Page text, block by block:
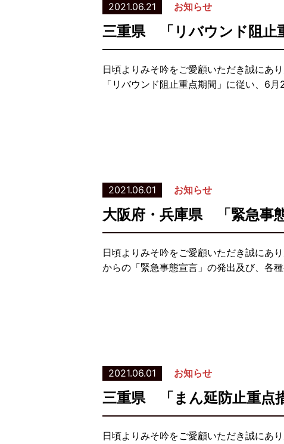
2021.06.21 お知らせ
三重県 「リバウンド阻止
日頃よりみそ吟をご愛顧いただき誠にあ
「リバウンド阻止重点期間」に従い、6
2021.06.01 お知らせ
大阪府・兵庫県 「緊急事
日頃よりみそ吟をご愛顧いただき誠にあ
からの「緊急事態宣言」の発出及び、各
2021.06.01 お知らせ
三重県 「まん延防止重点
日頃よりみそ吟をご愛顧いただき誠にあ